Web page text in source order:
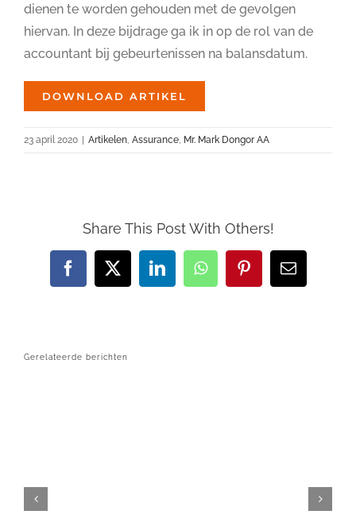
dienen te worden gehouden met de gevolgen
hiervan. In deze bijdrage ga ik in op de rol van de
accountant bij gebeurtenissen na balansdatum.
DOWNLOAD ARTIKEL
23 april 2020 | Artikelen Assurance Mr. Mark Dongor AA
Share This Post With Others!
Facebook
X LinkedInWhatsAppPinterest
E-
mail
Gerelateerde berichten